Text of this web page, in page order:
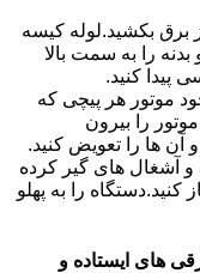
برق بکشید.لوله کیسه
بدنه را به سمت بالا
پیدا کنید.
موتور هر پیچی که
را بیرون
آن ها را تعویض کنید.
آشغال های گیر کرده
کنید.دستگاه را به پهلو
های ایستاده و